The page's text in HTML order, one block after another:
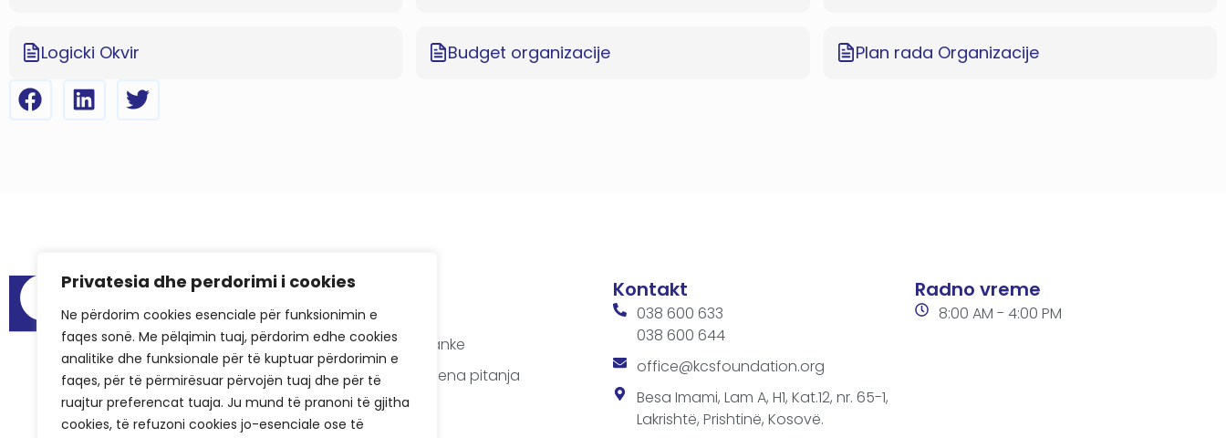
Privatesia dhe perdorimi i cookies
Ne përdorim cookies esenciale për funksionimin e
faqes sonë. Me pëlqimin tuaj, përdorim edhe cookies
analitike dhe funksionale për të kuptuar përdorimin e
faqes, për të përmirësuar përvojën tuaj dhe për të
ruajtur preferencat tuaja. Ju mund të pranoni të gjitha
cookies, të refuzoni cookies jo-esenciale ose të
Logicki Okvir Budget organizacije Plan rada Organizacije
Meni
Izveštaji o reviziji
Prostorije za sastanke
Najčešća postavljena pitanja
Uspešne priče
KCSF u medijima
Kontakt
038 600 633
038 600 644
office@kcsfoundation.org
Besa Imami, Lam A, H1, Kat.12, nr. 65-1,
Lakrishtë, Prishtinë, Kosovë.
Radno vreme
8:00 AM - 4:00 PM